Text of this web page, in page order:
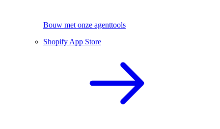
Bouw met onze agenttools
Shopify App Store